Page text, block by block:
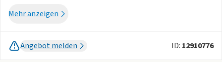
- Regensensor
- Aussenspiegel el. verstellbar
- Lenkradheizung
Mehr anzeigen
Angebot melden ID: 12910776